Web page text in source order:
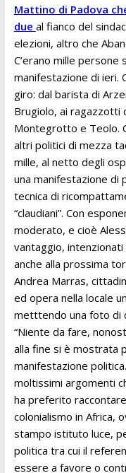
Mattino di Padova
due al fianco del
elezioni, altro che
C’erano mille persone
manifestazione di ieri.
giro: dal barista di
Brugiolo, ai ragazzotti
Montegrotto e Teolo.
altri politici di mezza
mille, al netto degli
una manifestazione di
tecnica di
“claudiani”. Con
moderato, e cioè
vantaggio,
anche alla prossima
Andrea Marras,
ed opera nella locale
metttendo una foto di
“Niente da fare,
alla fine si è mostrata
manifestazione
moltissimi argomenti
ha preferito
colonialismo in Africa,
stampo istituto luce,
politica tra cui il
essere a favore o